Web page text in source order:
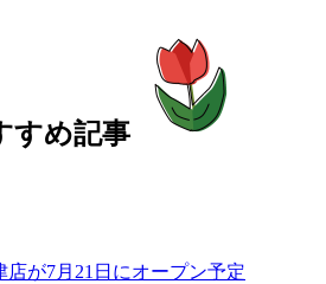
すめ記事
店が7月21日にオープン予定